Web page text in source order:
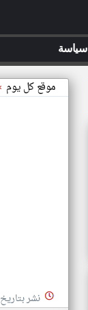
موقع كل يوم
نشر بتاريخ: الثلاثاء
سياسة